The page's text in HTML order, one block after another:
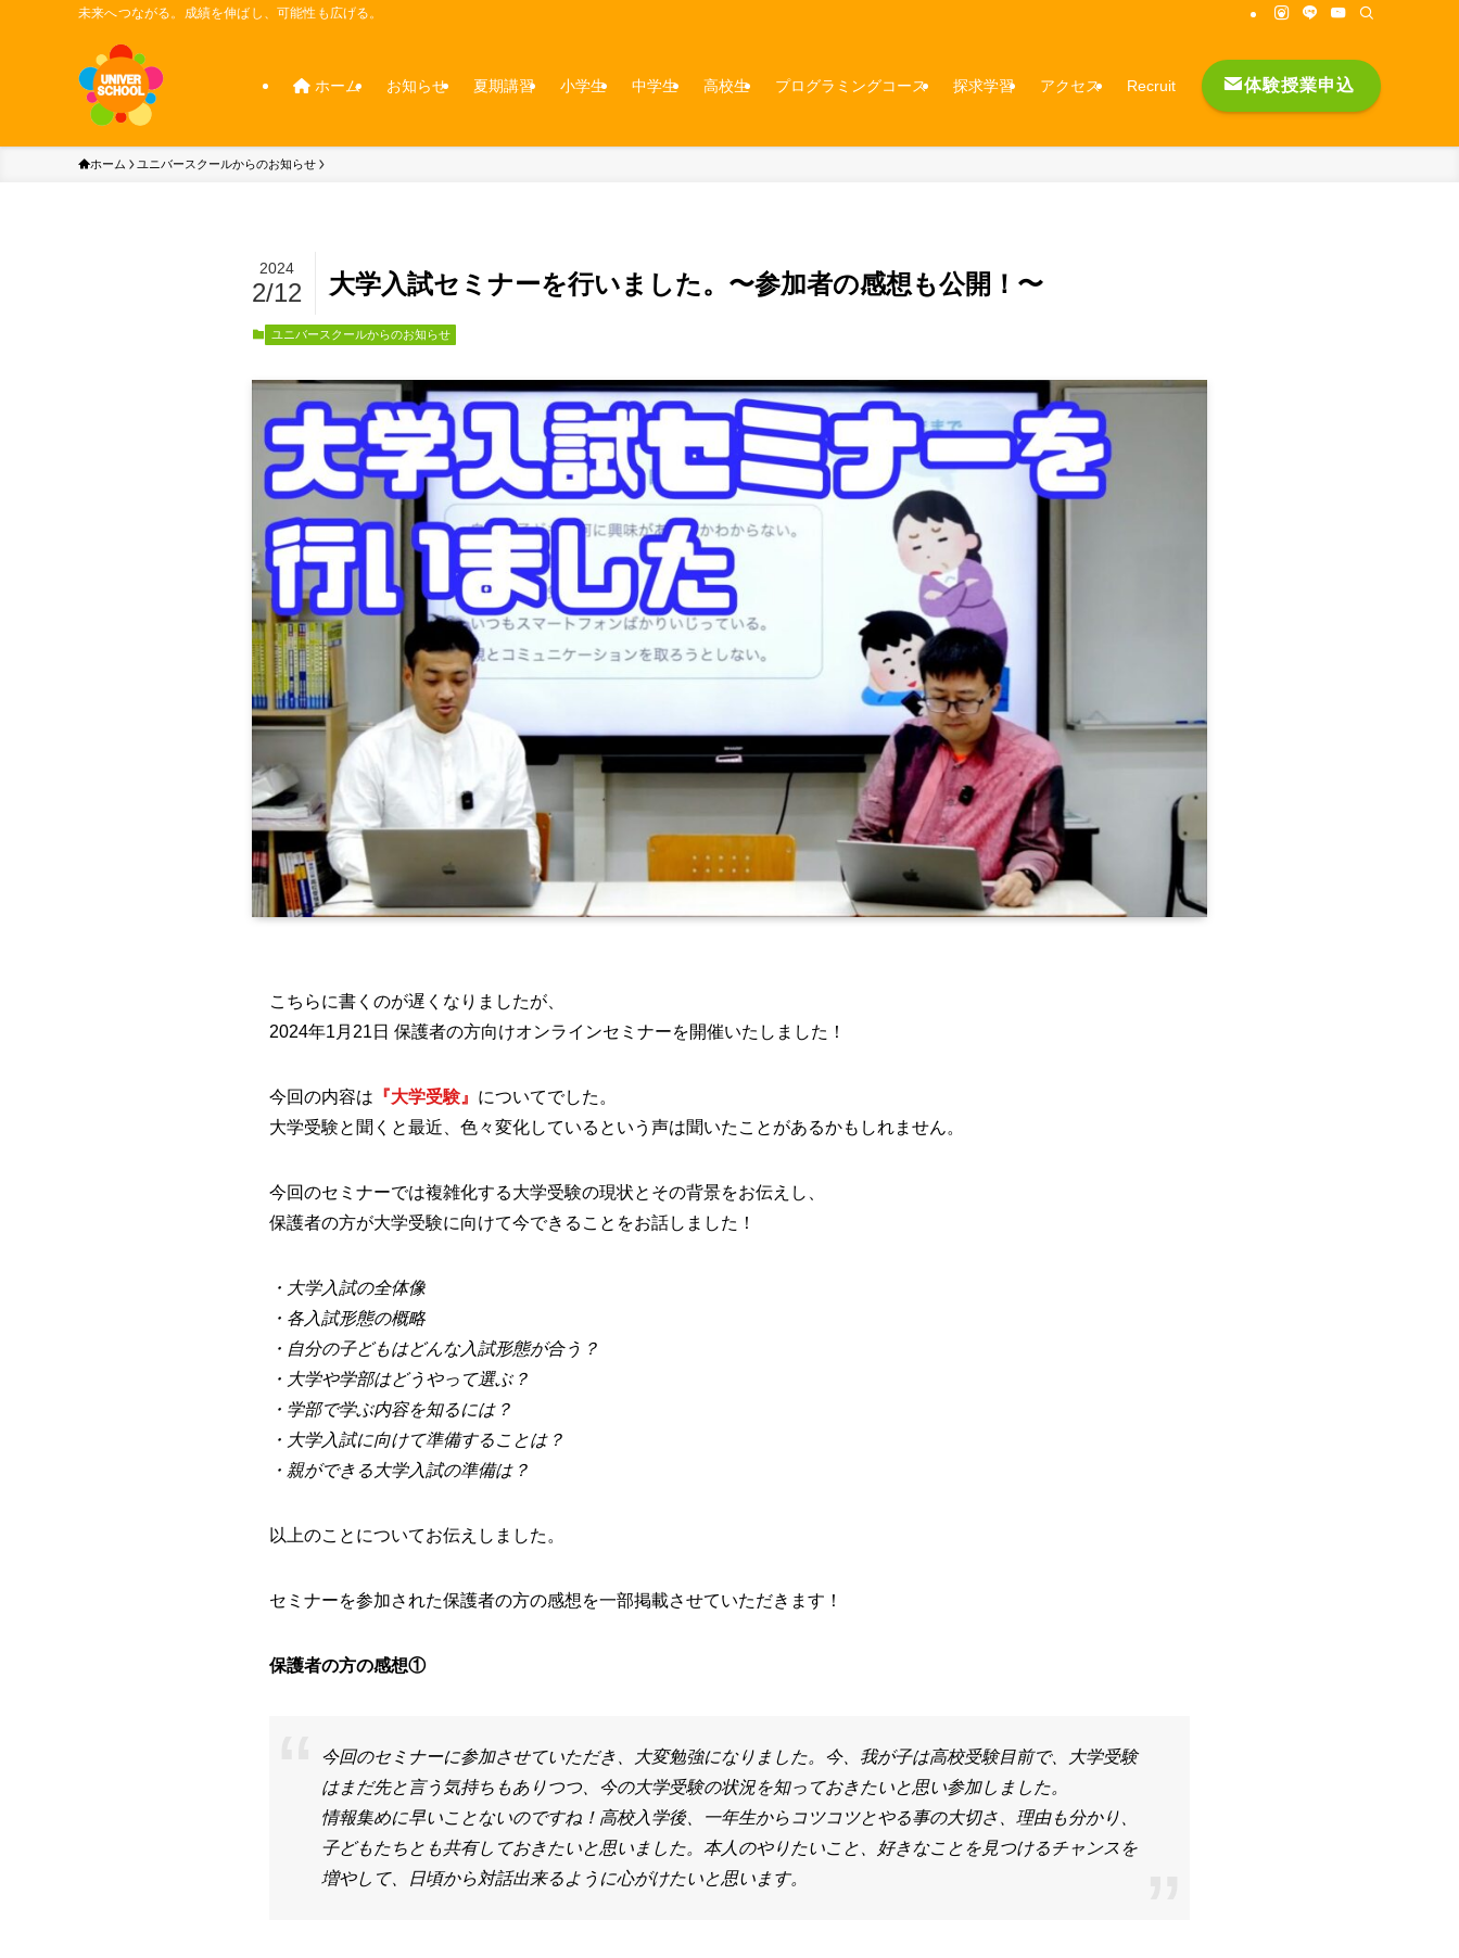
未来へつながる。成績を伸ばし、可能性も広げる。
ホーム お知らせ 夏期講習 小学生 中学生 高校生 プログラミングコース 探求学習 アクセス Recruit 体験授業申込
ホーム ユニバースクールからのお知らせ
大学入試セミナーを行いました。〜参加者の感想も公開！〜
2024
2/12
ユニバースクールからのお知らせ
こちらに書くのが遅くなりましたが、
2024年1月21日 保護者の方向けオンラインセミナーを開催いたしました！
今回の内容は 『大学受験』 についてでした。
大学受験と聞くと最近、色々変化しているという声は聞いたことがあるかもしれません。
今回のセミナーでは複雑化する大学受験の現状とその背景をお伝えし、
保護者の方が大学受験に向けて今できることをお話しました！
・大学入試の全体像
・各入試形態の概略
・自分の子どもはどんな入試形態が合う？
・大学や学部はどうやって選ぶ？
・学部で学ぶ内容を知るには？
・大学入試に向けて準備することは？
・親ができる大学入試の準備は？
以上のことについてお伝えしました。
セミナーを参加された保護者の方の感想を一部掲載させていただきます！
保護者の方の感想①
今回のセミナーに参加させていただき、大変勉強になりました。今、我が子は高校受験目前で、大学受験
はまだ先と言う気持ちもありつつ、今の大学受験の状況を知っておきたいと思い参加しました。
情報集めに早いことないのですね！高校入学後、一年生からコツコツとやる事の大切さ、理由も分かり、
子どもたちとも共有しておきたいと思いました。本人のやりたいこと、好きなことを見つけるチャンスを
増やして、日頃から対話出来るように心がけたいと思います。